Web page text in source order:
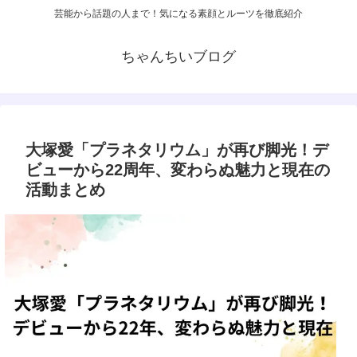
芸能から話題の人まで！気になる素顔とルーツを徹底紹介
ちゃんちいブログ
大塚愛「プラネタリウム」が再び脚光！デ
ビューから22周年、変わらぬ魅力と現在の
活動まとめ